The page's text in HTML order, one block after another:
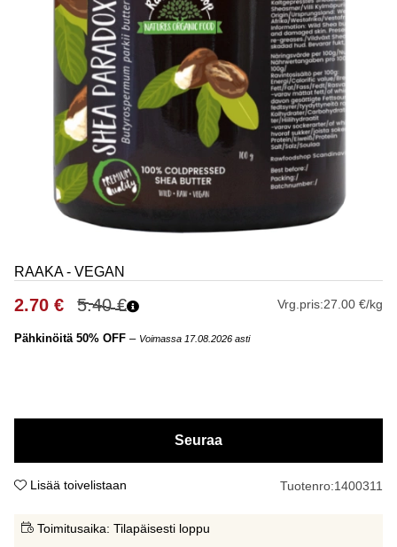
RAAKA - VEGAN
5.40€
2.70 € Vrg.pris:27.00 €/kg
Pähkinöitä 50% OFF – Voimassa 17.08.2026 asti
Seuraa
Lisää toivelistaan Tuotenro:1400311
Toimitusaika: Tilapäisesti loppu